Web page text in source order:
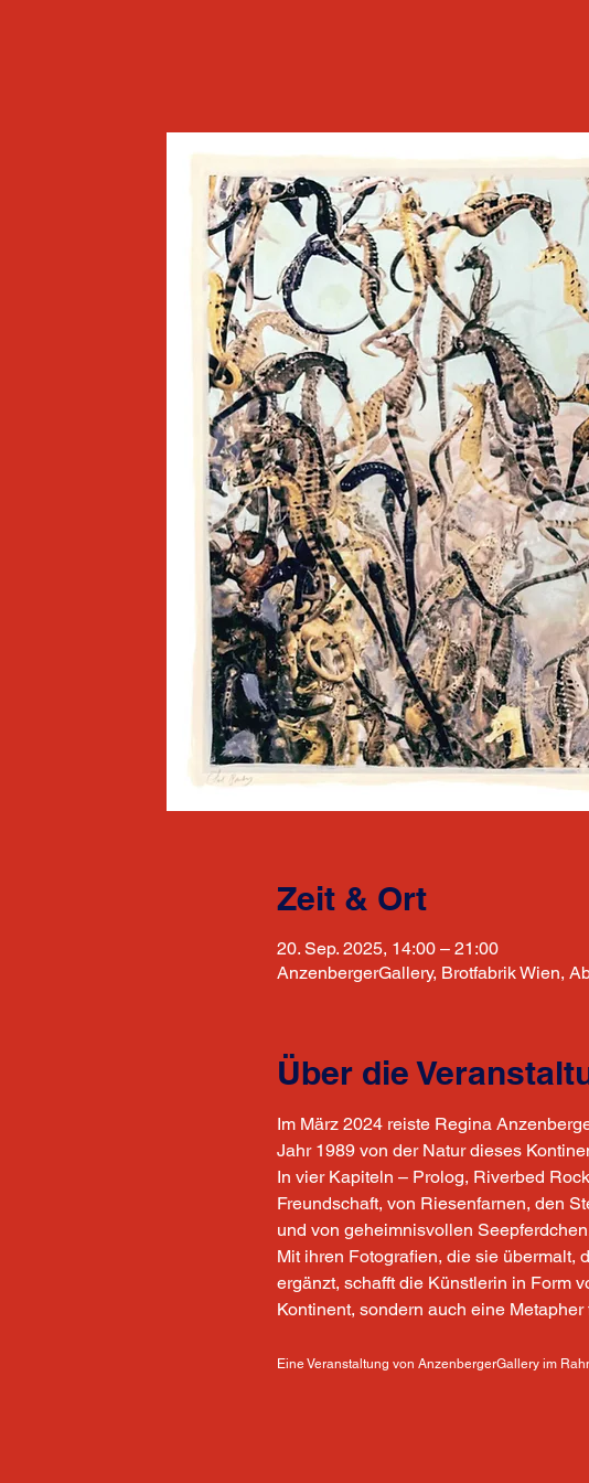
Zeit & Ort
20. Sep. 2025, 14:00 – 21:00
AnzenbergerGallery, Brotfabrik Wien,
Über die
Im März 2024 reiste Regina
Jahr 1989 von der Natur dieses
In vier Kapiteln – Prolog, Riverbed
Freundschaft, von Riesenfarnen, den
und von geheimnisvollen
Mit ihren Fotografien, die sie übermalt,
ergänzt, schafft die Künstlerin in Form
Kontinent, sondern auch eine
Eine Veranstaltung von AnzenbergerGallery im